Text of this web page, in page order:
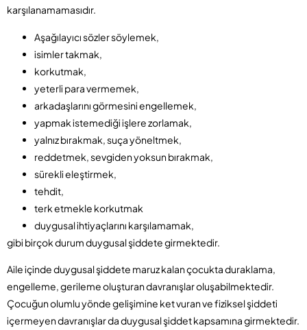
karşılanamamasıdır.
Aşağılayıcı sözler söylemek,
isimler takmak,
korkutmak,
yeterli para vermemek,
arkadaşlarını görmesini engellemek,
yapmak istemediği işlere zorlamak,
yalnız bırakmak, suça yöneltmek,
reddetmek, sevgiden yoksun bırakmak,
sürekli eleştirmek,
tehdit,
terk etmekle korkutmak
duygusal ihtiyaçlarını karşılamamak,
gibi birçok durum duygusal şiddete girmektedir.
Aile içinde duygusal şiddete maruz kalan çocukta duraklama,
engelleme, gerileme oluşturan davranışlar oluşabilmektedir.
Çocuğun olumlu yönde gelişimine ket vuran ve fiziksel şiddeti
içermeyen davranışlar da duygusal şiddet kapsamına girmektedir.